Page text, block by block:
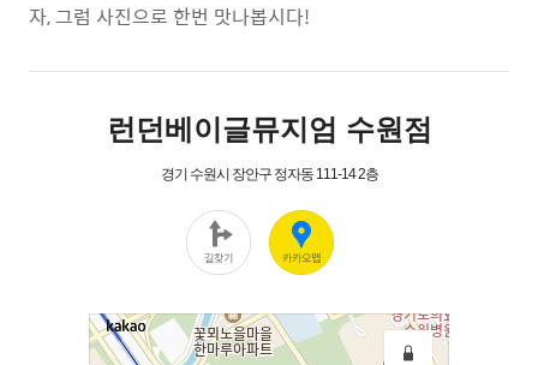
자, 그럼 사진으로 한번 맛나봅시다!